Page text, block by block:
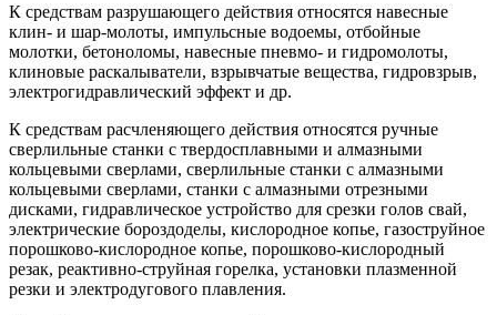
К средствам разрушающего действия относятся навесные
клин- и шар-молоты, импульсные водоемы, отбойные
молотки, бетоноломы, навесные пневмо- и гидромолоты,
клиновые раскалыватели, взрывчатые вещества, гидровзрыв,
электрогидравлический эффект и др.
К средствам расчленяющего действия относятся ручные
сверлильные станки с твердосплавными и алмазными
кольцевыми сверлами, сверлильные станки с алмазными
кольцевыми сверлами, станки с алмазными отрезными
дисками, гидравлическое устройство для срезки голов свай,
электрические бороздоделы, кислородное копье, газоструйное
порошково-кислородное копье, порошково-кислородный
резак, реактивно-струйная горелка, установки плазменной
резки и электродугового плавления.